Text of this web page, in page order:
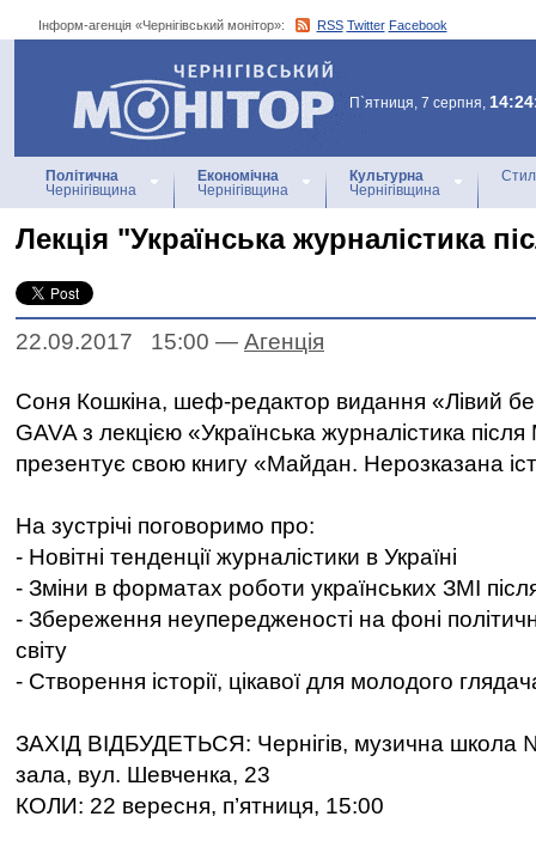
Інформ-агенція «Чернігівський монітор»: RSS Twitter Facebook
Інформ-агенція
«Чернігівський монітор»
П`ятниця, 7 серпня,
Політична
Чернігівщина
Економічна
Чернігівщина
Культурна
Чернігівщина
Лекція "Українська журналістика
22.09.2017 15:00 — Агенцiя
Соня Кошкіна, шеф-редактор видання «Лівий
GAVA з лекцією «Українська журналістика
презентує свою книгу «Майдан. Нерозказана
На зустрічі поговоримо про:
- Новітні тенденції журналістики в Україні
- Зміни в форматах роботи українських ЗМІ
- Збереження неупередженості на фоні
світу
- Створення історії, цікавої для молодого
ЗАХІД ВІДБУДЕТЬСЯ: Чернігів, музична школа
зала, вул. Шевченка, 23
КОЛИ: 22 вересня, п’ятниця, 15:00